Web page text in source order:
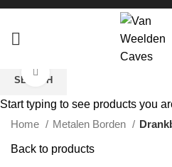
Home Metalen Borden
Back to products
SEARCH
Start typing to see products you